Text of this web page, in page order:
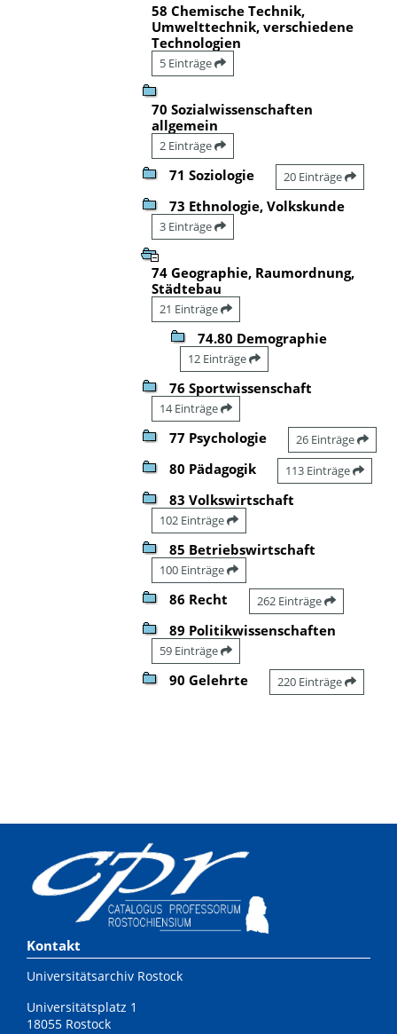
58 Chemische Technik,
Umwelttechnik, verschiedene
Technologien
5 Einträge
70 Sozialwissenschaften
allgemein
2 Einträge
71 Soziologie 20 Einträge
73 Ethnologie, Volkskunde
3 Einträge
74 Geographie, Raumordnung,
Städtebau
21 Einträge
74.80 Demographie
12 Einträge
76 Sportwissenschaft
14 Einträge
77 Psychologie 26 Einträge
80 Pädagogik 113 Einträge
83 Volkswirtschaft
102 Einträge
85 Betriebswirtschaft
100 Einträge
86 Recht 262 Einträge
89 Politikwissenschaften
59 Einträge
90 Gelehrte 220 Einträge
Kontakt
Universitätsarchiv Rostock
Universitätsplatz 1
18055 Rostock